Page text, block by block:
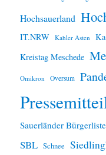
Hochsauerland
IT.NRW Kahler Asten
Kreistag Meschede
Omikron Oversum
Sauerländer Bürgerliste
SBL Schnee